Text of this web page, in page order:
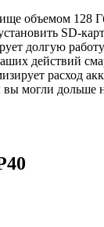
объемом 128
SD-
долгую
действий
расход
вы могли дольше